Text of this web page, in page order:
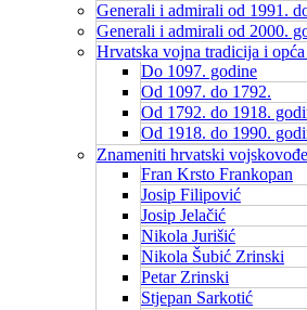
Generali i admirali od 1991.
Generali i admirali od 2000.
Hrvatska vojna tradicija i
Do 1097. godine
Od 1097. do 1792.
Od 1792. do 1918.
Od 1918. do 1990.
Znameniti hrvatski vojskovođe
Fran Krsto Frankopan
Josip Filipović
Josip Jelačić
Nikola Jurišić
Nikola Šubić Zrinski
Petar Zrinski
Stjepan Sarkotić